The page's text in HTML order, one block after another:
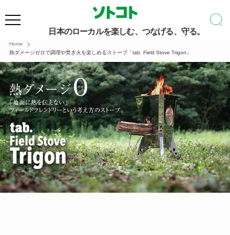
日本のローカルを楽しむ、つなげる、守る。
Home
熱ダメージゼロで調理や焚き火を楽しめるストーブ「tab. Field Stove Trigon」